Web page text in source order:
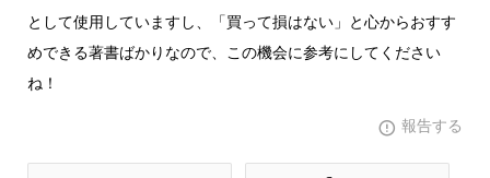
として使用していますし、「買って損はない」と心からおすす
めできる著書ばかりなので、この機会に参考にしてください
ね！
報告する